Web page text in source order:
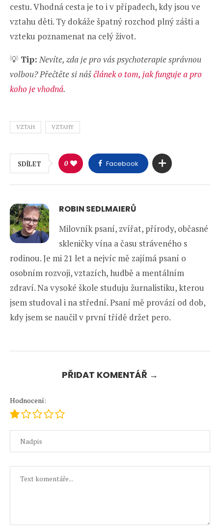
cestu. Vhodná cesta je to i v případech, kdy jsou ve
vztahu děti. Ty dokáže špatný rozchod plný zášti a
vzteku poznamenat na celý život.
💡 Tip: Nevíte, zda je pro vás psychoterapie správnou
volbou? Přečtěte si náščlánek o tom, jak funguje a pro
koho je vhodná.
VZTAH VZTAHY
SDÍLET 0 Facebook
ROBIN SEDLMAIERŮ
Milovník psaní, zvířat, přírody, občasné
skleničky vína a času stráveného s
rodinou. Je mi 21 let a nejvíc mě zajímá psaní o
osobním rozvoji, vztazích, hudbě a mentálním
zdraví. Na vysoké škole studuju žurnalistiku, kterou
jsem studoval i na střední. Psaní mě provází od dob,
kdy jsem se naučil v první třídě držet pero.
PŘIDAT KOMENTÁŘ →
Hodnocení: